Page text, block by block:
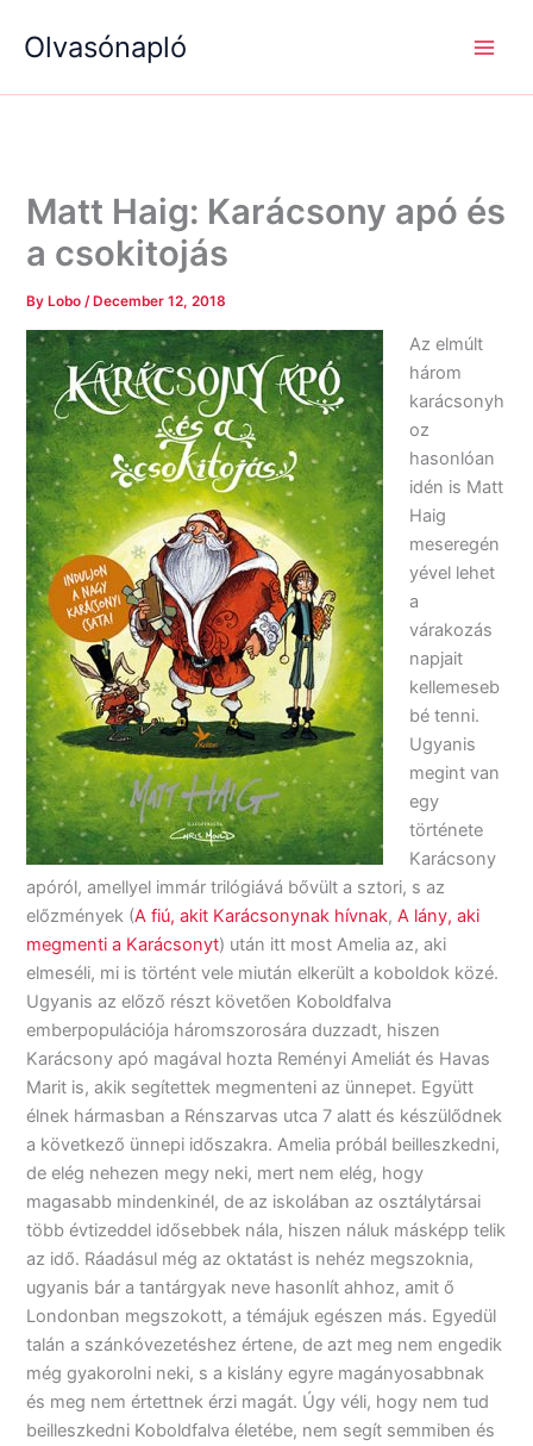
Olvasónapló
Matt Haig: Karácsony apó és
a csokitojás
By Lobo/ December 12, 2018
Az elmúlt
három
karácsonyh
oz
hasonlóan
idén is Matt
Haig
meseregén
yével lehet
a
várakozás
napjait
kellemeseb
bé tenni.
Ugyanis
megint van
egy
története
Karácsony
apóról, amellyel immár trilógiává bővült a sztori, s az
előzmények (A fiú, akit Karácsonynak hívnak,A lány, aki
megmenti a Karácsonyt) után itt most Amelia az, aki
elmeséli, mi is történt vele miután elkerült a koboldok közé.
Ugyanis az előző részt követően Koboldfalva
emberpopulációja háromszorosára duzzadt, hiszen
Karácsony apó magával hozta Reményi Ameliát és Havas
Marit is, akik segítettek megmenteni az ünnepet. Együtt
élnek hármasban a Rénszarvas utca 7 alatt és készülődnek
a következő ünnepi időszakra. Amelia próbál beilleszkedni,
de elég nehezen megy neki, mert nem elég, hogy
magasabb mindenkinél, de az iskolában az osztálytársai
több évtizeddel idősebbek nála, hiszen náluk másképp telik
az idő. Ráadásul még az oktatást is nehéz megszoknia,
ugyanis bár a tantárgyak neve hasonlít ahhoz, amit ő
Londonban megszokott, a témájuk egészen más. Egyedül
talán a szánkóvezetéshez értene, de azt meg nem engedik
még gyakorolni neki, s a kislány egyre magányosabbnak
és meg nem értettnek érzi magát. Úgy véli, hogy nem tud
beilleszkedni Koboldfalva életébe, nem segít semmiben és
e
a
é
g
k
é
g
k